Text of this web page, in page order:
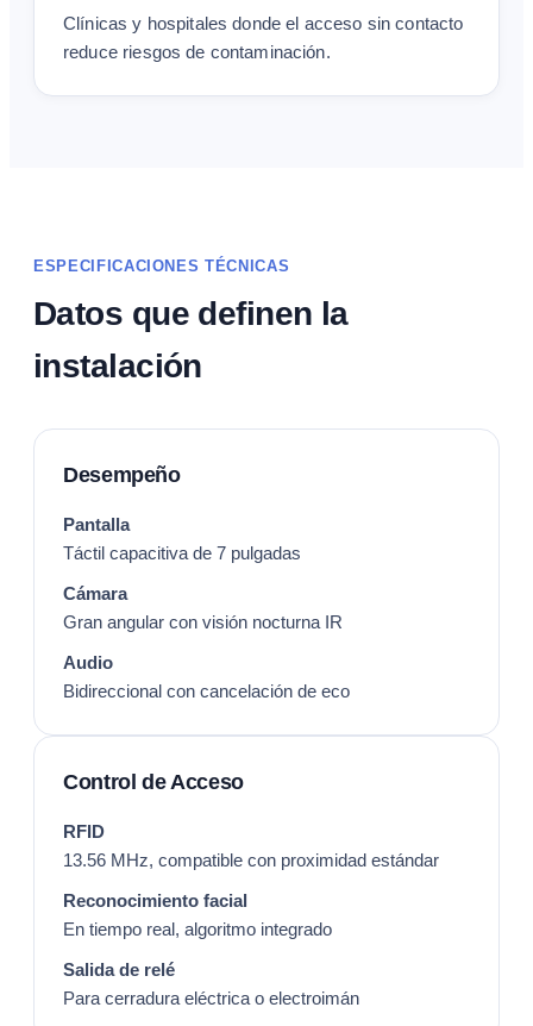
Clínicas y hospitales donde el acceso sin contacto
reduce riesgos de contaminación.
ESPECIFICACIONES TÉCNICAS
Datos que definen la
instalación
Desempeño
Pantalla
Táctil capacitiva de 7 pulgadas
Cámara
Gran angular con visión nocturna IR
Audio
Bidireccional con cancelación de eco
Control de Acceso
RFID
13.56 MHz, compatible con proximidad estándar
Reconocimiento facial
En tiempo real, algoritmo integrado
Salida de relé
Para cerradura eléctrica o electroimán